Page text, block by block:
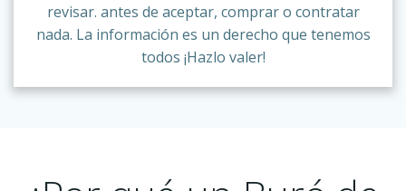
revisar. antes de aceptar, comprar o contratar
nada. La información es un derecho que tenemos
todos ¡Hazlo valer!